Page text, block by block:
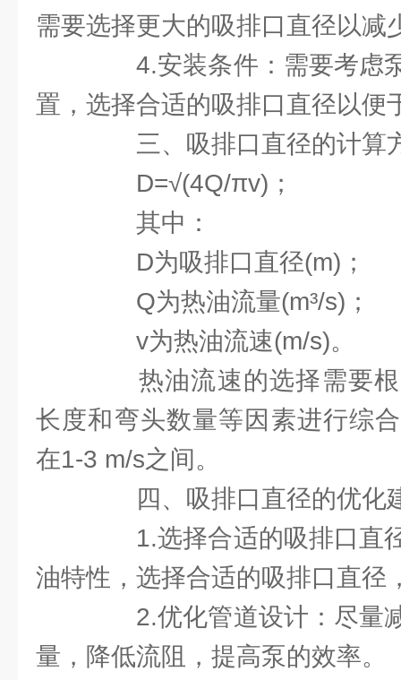
需要选择更大的吸排口直径以减
4.安装条件：需要考虑
置，选择合适的吸排口直径以便
三、吸排口直径的计算
D=√(4Q/πv)；
其中：
D为吸排口直径(m)；
Q为热油流量(m³/s)；
v为热油流速(m/s)。
热油流速的选择需要根
长度和弯头数量等因素进行综
在1-3 m/s之间。
四、吸排口直径的优化
1.选择合适的吸排口直
油特性，选择合适的吸排口直径
2.优化管道设计：尽量
量，降低流阻，提高泵的效率。